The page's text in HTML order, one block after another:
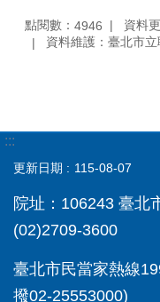
點閱數： 4946
資料
資料維護：臺北市
:::
更新日期 115-08-07
院址：106243 臺北
(02)2709-3600
臺北市民當家熱線
撥02-25553000)